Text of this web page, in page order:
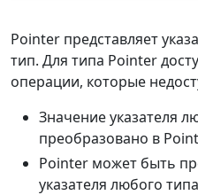
Pointer представляет
тип. Для типа Pointer
операции, которые
Значение указателя
преобразовано в
Pointer может быть
указателя любого